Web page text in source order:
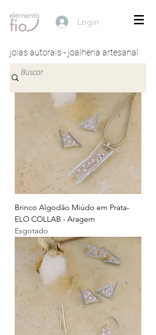
Login
joias autorais - joalheria artesanal
Brinco Algodão Miúdo em Prata-
ELO COLLAB - Aragem
Esgotado